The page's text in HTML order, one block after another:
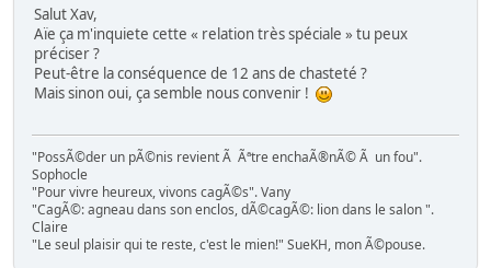
Salut Xav,
Aïe ça m'inquiete cette « relation très spéciale » tu peux
préciser ?
Peut-être la conséquence de 12 ans de chasteté ?
Mais sinon oui, ça semble nous convenir !
"PossÃ©der un pÃ©nis revient Ã Ãªtre enchaÃ®nÃ© Ã un fou".
Sophocle
"Pour vivre heureux, vivons cagÃ©s". Vany
"CagÃ©: agneau dans son enclos, dÃ©cagÃ©: lion dans le salon ".
Claire
"Le seul plaisir qui te reste, c'est le mien!" SueKH, mon Ã©pouse.